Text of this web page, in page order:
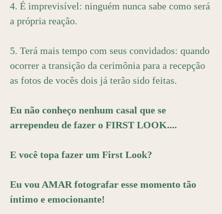
4. É imprevisível: ninguém nunca sabe como será
a própria reação.
5. Terá mais tempo com seus convidados: quando
ocorrer a transição da cerimônia para a recepção
as fotos de vocês dois já terão sido feitas.
Eu não conheço nenhum casal que se
arrependeu de fazer o FIRST LOOK....
E você topa fazer um First Look?
Eu vou AMAR fotografar esse momento tão
íntimo e emocionante!